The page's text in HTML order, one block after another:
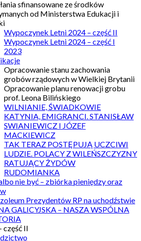
sfinansowane ze środków
od Ministerstwa Edukacji i
Wypoczynek Letni 2024 – część II
Wypoczynek Letni 2024 – część I
2023
Opracowanie stanu zachowania
grobów rządowych w Wielkiej Brytanii
Opracowanie planu renowacji grobu
prof. Leona Bilińskiego
WILNIANIE, ŚWIADKOWIE
KATYNIA, EMIGRANCI. STANISŁAW
SWIANIEWICZ I JÓZEF
MACKIEWICZ
TAK TERAZ POSTĘPUJĄ UCZCIWI
LUDZIE. POLACY Z WILEŃSZCZYZNY
RATUJĄCY ŻYDÓW
RUDOMIANKA
nie być – zbiórka pieniędzy oraz
Prezydentów RP na uchodźstwie
GALICYJSKA – NASZA WSPÓLNA
część II